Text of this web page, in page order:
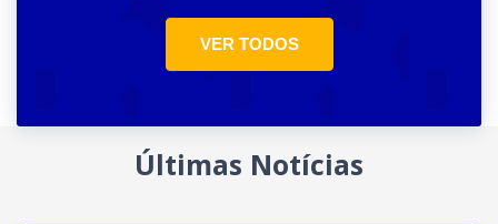
VER TODOS
Últimas Notícias